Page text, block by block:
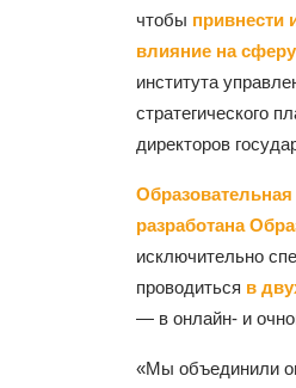
чтобы привнести
влияние на
института
стратегического
директоров
разработана
исключительно
проводиться в
— в онлайн- и
«Мы объединили